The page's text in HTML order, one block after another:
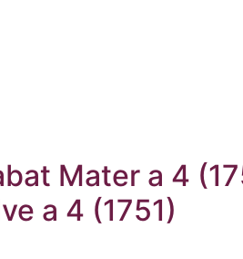
Mater a 4
a 4 (1751)